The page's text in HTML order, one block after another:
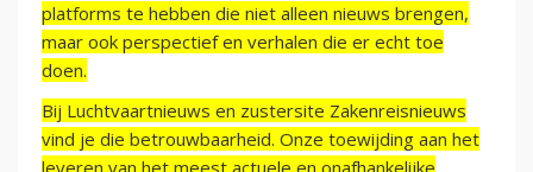
platforms te hebben die niet alleen nieuws brengen,
maar ook perspectief en verhalen die er echt toe
doen.
Bij Luchtvaartnieuws en zustersite Zakenreisnieuws
vind je die betrouwbaarheid. Onze toewijding aan het